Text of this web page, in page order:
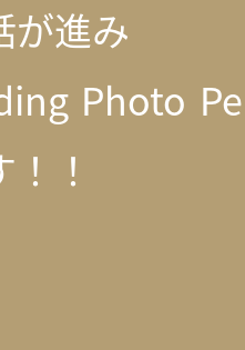
が進み
Photo
！